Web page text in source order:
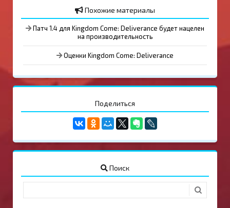
Похожие материалы
Патч 1.4 для Kingdom Come: Deliverance будет нацелен
на производительность
Оценки Kingdom Come: Deliverance
Поделиться
Поиск